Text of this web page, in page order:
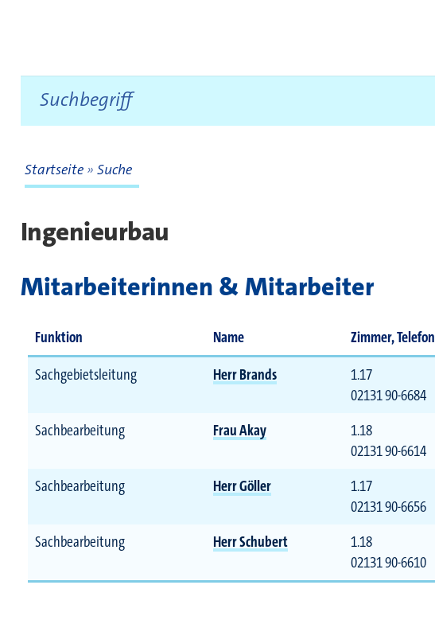
zur Startseite
Seite bei
Startseite Suche
Ingenieurbau
Mitarbeiterinnen & Mitarbeiter
Funktion Name
Zimmer, Telefon
Sachgebietsleitung
Herr Brands
1.17
02131 90-6684
Sachbearbeitung
Frau Akay
1.18
02131 90-6614
Sachbearbeitung
Herr Göller
1.17
02131 90-6656
Sachbearbeitung
Herr Schubert
1.18
02131 90-6610